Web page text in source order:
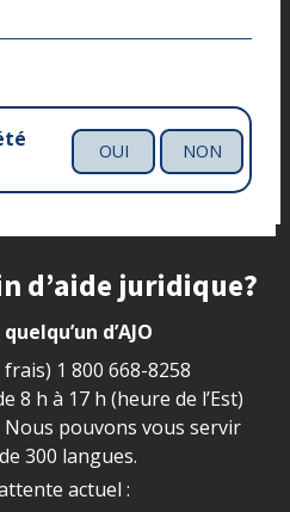
OUI NON
d’aide juridique?
d’AJO
frais) 1 800 668-8258
8 h à 17 h (heure de l’Est)
Nous pouvons vous servir
300 langues.
actuel :